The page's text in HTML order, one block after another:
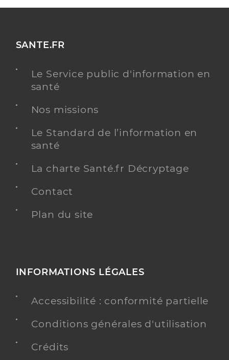
SANTE.FR
Le Service public d'information en
santé
Nos missions
Le Standard de l’information en
santé
La charte Santé.fr Décryptage
Contact
Plan du site
INFORMATIONS LÉGALES
Accessibilité : conformité partielle
Conditions générales d'utilisation
Crédits